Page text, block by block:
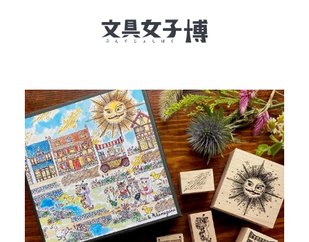
文具女子博とは
イベント一覧
NEWS
文具女子アワード
アイデアコンペ